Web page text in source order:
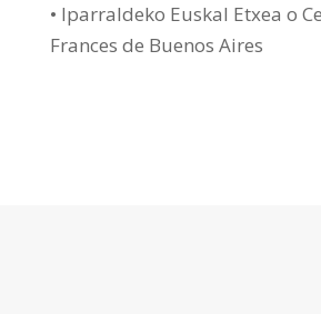
• Iparraldeko Euskal Etxea o
Frances de Buenos Aires